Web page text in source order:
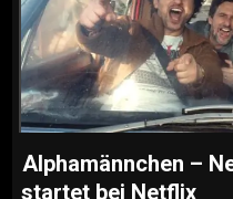
Alphamännchen –
startet bei Netflix